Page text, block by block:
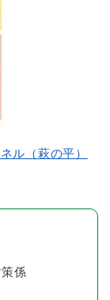
ル（萩の平）
係